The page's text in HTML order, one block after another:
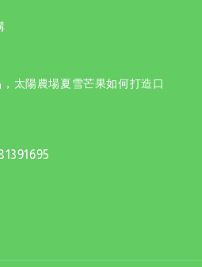
太陽農場夏雪芒果如何打造口